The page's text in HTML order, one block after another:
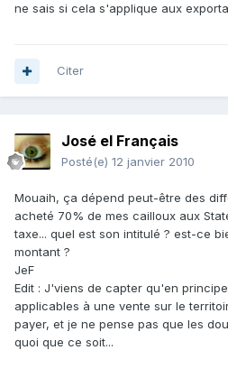
ne sais si cela s'applique aux
Citer
José el Français
Posté(e) 12 janvier 2010
Mouaih, ça dépend peut-être des
acheté 70% de mes cailloux aux
taxe... quel est son intitulé ? est-ce
montant ?
JeF
Edit : J'viens de capter qu'en
applicables à une vente sur le
payer, et je ne pense pas que les
quoi que ce soit...